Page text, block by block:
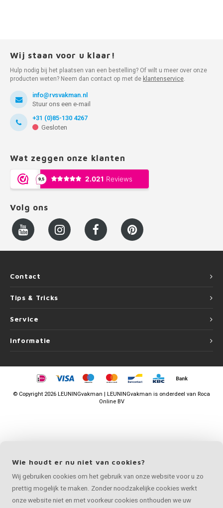
Wij staan voor u klaar!
Hulp nodig bij het plaatsen van een bestelling? Of wilt u meer over onze
producten weten? Neem dan contact op met de klantenservice.
info@rvsvakman.nl
Stuur ons een e-mail
+31 (0)85-130 4267
Gesloten
Wat zeggen onze klanten
Volg ons
Contact
Tips & Tricks
Service
Informatie
© Copyright 2026 LEUNINGvakman | LEUNINGvakman is onderdeel van Roca
Online BV
Wie houdt er nu niet van cookies?
Wij gebruiken cookies om het gebruik van onze website voor u zo
prettig mogelijk te maken. Zonder noodzakelijke cookies werkt
onze website niet en met voorkeur cookies onthouden we uw